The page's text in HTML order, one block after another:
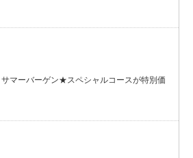
サマーバーゲン★スペシャルコースが特別価